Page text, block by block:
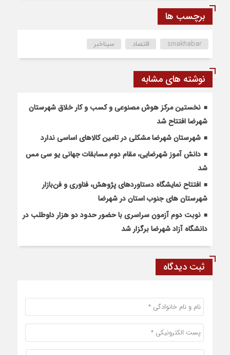
برچسب ها
sinakhabar اقتصاد سیناخبر
نوشته های مشابه
نخستین مرکز هوش مصنوعی و کسب‌ و کار خلاق شهرستان
شهرضا افتتاح شد
شهرستان شهرضا مشکلی در تامین کالاهای اساسی ندارد
دانش آموز شهرضایی، مقام دوم مسابقات جهانی یو سی مس
شد
افتتاح نمایشگاه دستاوردهای پژوهش، فناوری و فن‌بازار
شهرستان های جنوب استان در شهرضا
نوبت دوم آزمون سراسری با حضور حدود دو هزار داوطلب در
دانشگاه آزاد شهرضا برگزار شد
ثبت دیدگاه